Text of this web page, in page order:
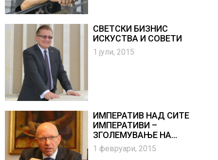
СВЕТСКИ БИЗНИС
ИСКУСТВА И СОВЕТИ
1 јули, 2015
ИМПЕРАТИВ НАД СИТЕ
ИМПЕРАТИВИ –
ЗГОЛЕМУВАЊЕ НА
ИЗВОЗОТ И НА
КОНКУРЕНТНОСТА
1 февруари, 2015